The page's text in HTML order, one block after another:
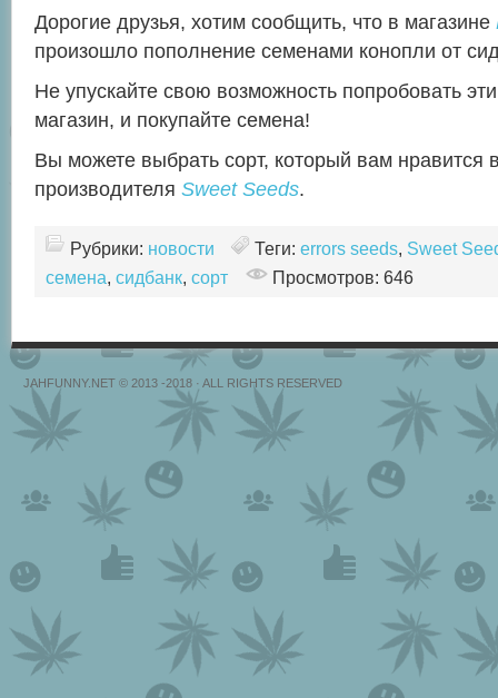
Дорогие друзья, хотим сообщить, что в магазине
произошло пополнение семенами конопли от
Не упускайте свою возможность попробовать
магазин, и покупайте семена!
Вы можете выбрать сорт, который вам нравится
производителя Sweet Seeds.
Рубрики: новости Теги: errors seeds, Sweet
семена, сидбанк, сорт Просмотров: 646
JAHFUNNY.NET © 2013 -2018 · ALL RIGHTS RESERVED